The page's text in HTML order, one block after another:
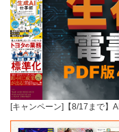
[キャンペーン]【8/17まで】